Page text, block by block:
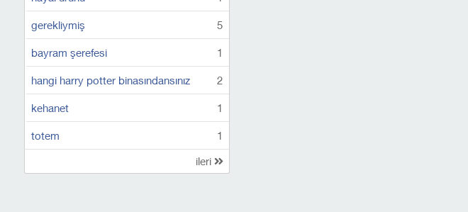
gerekliymiş 5
bayram şerefesi 1
hangi harry potter binasındansınız 2
kehanet 1
totem 1
ileri